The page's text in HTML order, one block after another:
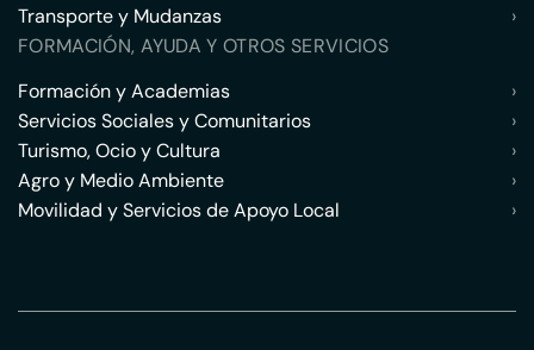
Transporte y Mudanzas
›
FORMACIÓN, AYUDA Y OTROS SERVICIOS
Formación y Academias
›
Servicios Sociales y Comunitarios
›
Turismo, Ocio y Cultura
›
Agro y Medio Ambiente
›
Movilidad y Servicios de Apoyo Local
›